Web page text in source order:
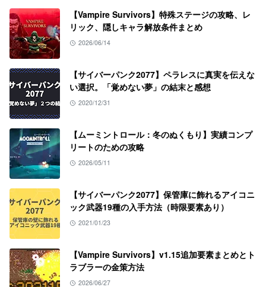
【Vampire Survivors】特殊ステージの攻略、レ
リック、隠しキャラ解放条件まとめ
2026/06/14
【サイバーパンク2077】ペラレスに真実を伝えな
い選択。「覚めない夢」の結末と感想
2020/12/31
【ムーミントロール：冬のぬくもり】実績コンプ
リートのための攻略
2026/05/11
【サイバーパンク2077】保管庫に飾れるアイコニ
ック武器19種の入手方法（時限要素あり）
2021/01/23
【Vampire Survivors】v1.15追加要素まとめとト
ラブラーの金策方法
2026/06/27